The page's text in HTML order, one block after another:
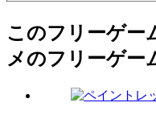
このフリーゲー
メのフリーゲー